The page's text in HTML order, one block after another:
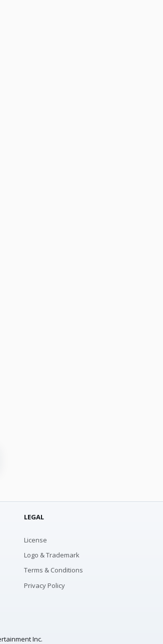
LEGAL
License
Logo & Trademark
Terms & Conditions
Privacy Policy
Inc.